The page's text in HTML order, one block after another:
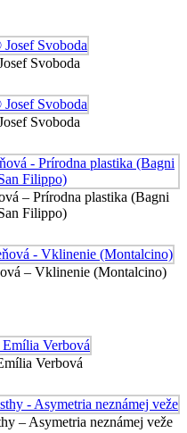
Svoboda
Svoboda
– Prírodna plastika (Bagni
Filippo)
– Vklinenie (Montalcino)
Verbová
– Asymetria neznámej veže